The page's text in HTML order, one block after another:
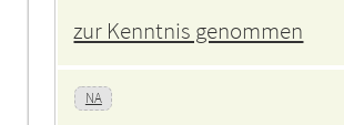
zur Kenntnis genommen
NA